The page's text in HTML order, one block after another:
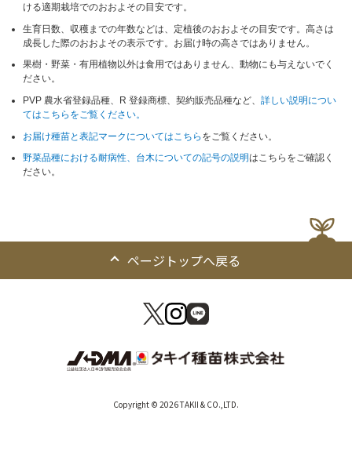
ける適期栽培でのおおよその目安です。
生育日数、収穫までの年数などは、定植後のおおよその目安です。高さは
成長した際のおおよその表示です。お届け時の高さではありません。
果樹・野菜・有用植物以外は食用ではありません、動物にも与えないでく
ださい。
PVP 農水省登録品種、R 登録商標、契約販売品種など、詳しい説明につい
てはこちらをご覧ください。
お届け種苗と表記マークについてはこちら をご覧ください。
野菜品種における耐病性、台木についての記号の説明はこちらをご確認く
ださい。
ページトップへ戻る
Copyright © 2026 TAKII & CO.,LTD.